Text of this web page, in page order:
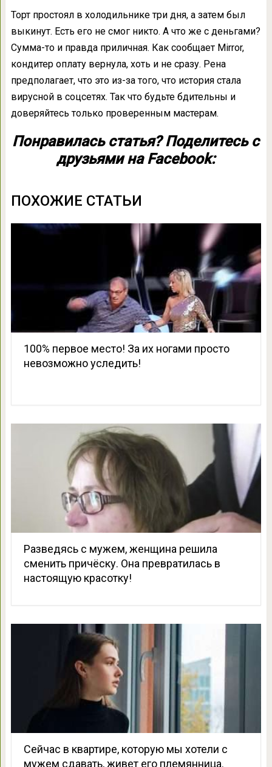
Торт простоял в холодильнике три дня, а затем был
выкинут. Есть его не смог никто. А что же с деньгами?
Сумма-то и правда приличная. Как сообщает Mirror,
кондитер оплату вернула, хоть и не сразу. Рена
предполагает, что это из-за того, что история стала
вирусной в соцсетях. Так что будьте бдительны и
доверяйтесь только проверенным мастерам.
Понравилась статья? Поделитесь с
друзьями на Facebook:
ПОХОЖИЕ СТАТЬИ
100% первое место! За их ногами просто
невозможно уследить!
Разведясь с мужем, женщина решила
сменить причёску. Она превратилась в
настоящую красотку!
Сейчас в квартире, которую мы хотели с
мужем сдавать, живет его племянница.